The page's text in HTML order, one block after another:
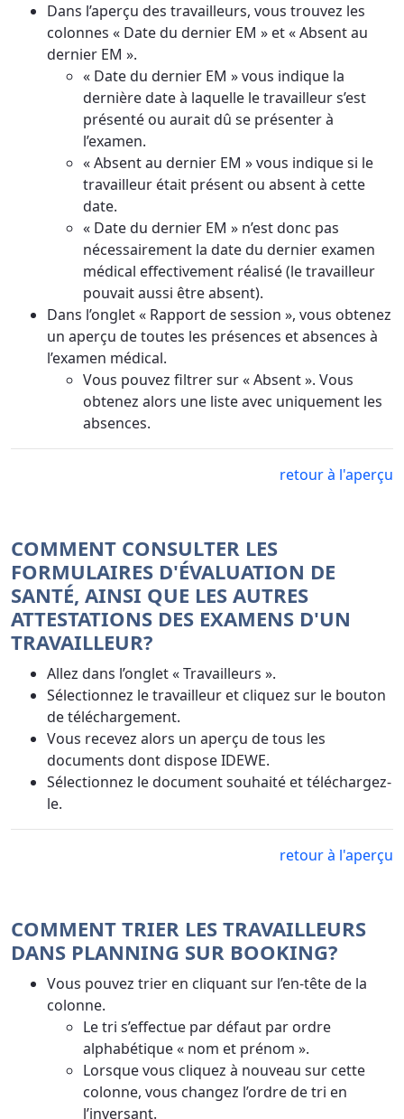
Dans l’aperçu des travailleurs, vous trouvez les
colonnes « Date du dernier EM » et « Absent au
dernier EM ».
« Date du dernier EM » vous indique la
dernière date à laquelle le travailleur s’est
présenté ou aurait dû se présenter à
l’examen.
« Absent au dernier EM » vous indique si le
travailleur était présent ou absent à cette
date.
« Date du dernier EM » n’est donc pas
nécessairement la date du dernier examen
médical effectivement réalisé (le travailleur
pouvait aussi être absent).
Dans l’onglet « Rapport de session », vous obtenez
un aperçu de toutes les présences et absences à
l’examen médical.
Vous pouvez filtrer sur « Absent ». Vous
obtenez alors une liste avec uniquement les
absences.
retour à l'aperçu
COMMENT CONSULTER LES
FORMULAIRES D'ÉVALUATION DE
SANTÉ, AINSI QUE LES AUTRES
ATTESTATIONS DES EXAMENS D'UN
TRAVAILLEUR?
Allez dans l’onglet « Travailleurs ».
Sélectionnez le travailleur et cliquez sur le bouton
de téléchargement.
Vous recevez alors un aperçu de tous les
documents dont dispose IDEWE.
Sélectionnez le document souhaité et téléchargez-
le.
retour à l'aperçu
COMMENT TRIER LES TRAVAILLEURS
DANS PLANNING SUR BOOKING?
Vous pouvez trier en cliquant sur l’en-tête de la
colonne.
Le tri s’effectue par défaut par ordre
alphabétique « nom et prénom ».
Lorsque vous cliquez à nouveau sur cette
colonne, vous changez l’ordre de tri en
l’inversant.